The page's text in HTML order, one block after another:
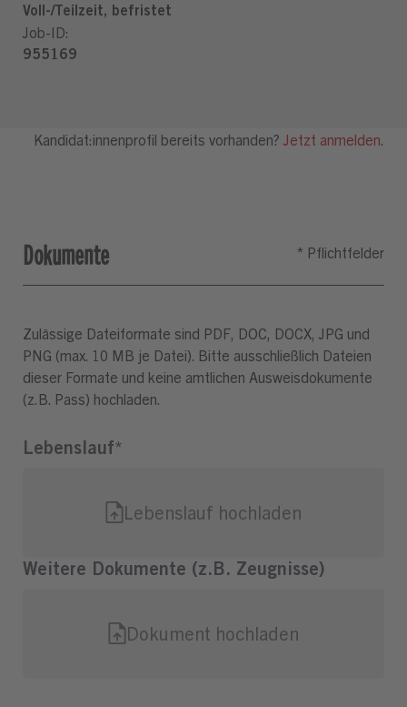
Dokumente
Zulässige Dateiformate sind PDF, DOC, DOCX, JPG und
PNG (max. 10 MB je Datei). Bitte ausschließlich Dateien
dieser Formate und keine amtlichen Ausweisdokumente
(z.B. Pass) hochladen.